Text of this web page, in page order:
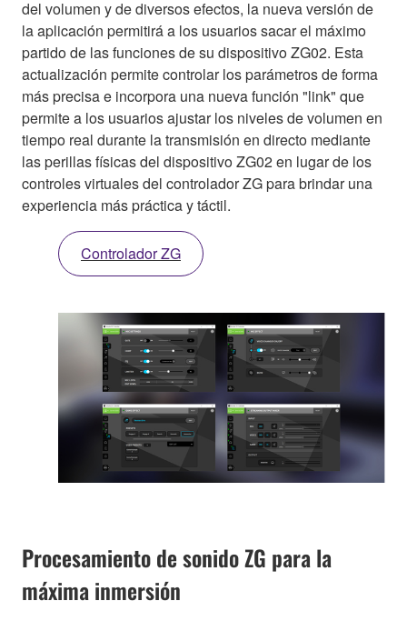
del volumen y de diversos efectos, la nueva versión de
la aplicación permitirá a los usuarios sacar el máximo
partido de las funciones de su dispositivo ZG02. Esta
actualización permite controlar los parámetros de forma
más precisa e incorpora una nueva función "link" que
permite a los usuarios ajustar los niveles de volumen en
tiempo real durante la transmisión en directo mediante
las perillas físicas del dispositivo ZG02 en lugar de los
controles virtuales del controlador ZG para brindar una
experiencia más práctica y táctil.
Controlador ZG
Procesamiento de sonido ZG para la
máxima inmersión